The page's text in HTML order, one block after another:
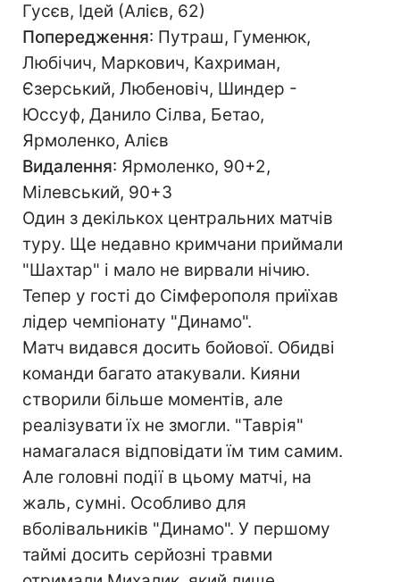
Гусєв, Ідей (Алієв, 62)
Попередження: Путраш, Гуменюк,
Любічич, Маркович, Кахриман,
Єзерський, Любеновіч, Шиндер -
Юссуф, Данило Сілва, Бетао,
Ярмоленко, Алієв
Видалення: Ярмоленко, 90+2,
Мілевський, 90+3
Один з декількох центральних матчів
туру. Ще недавно кримчани приймали
"Шахтар" і мало не вирвали нічию.
Тепер у гості до Сімферополя приїхав
лідер чемпіонату "Динамо".
Матч видався досить бойової. Обидві
команди багато атакували. Кияни
створили більше моментів, але
реалізувати їх не змогли. "Таврія"
намагалася відповідати їм тим самим.
Але головні події в цьому матчі, на
жаль, сумні. Особливо для
вболівальників "Динамо". У першому
таймі досить серйозні травми